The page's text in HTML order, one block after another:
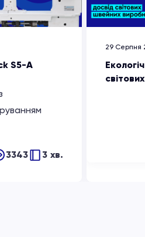
S5-A
3343 3 хв.
29 Серпня